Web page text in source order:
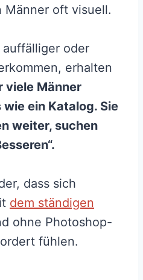
Männer oft visuell.
oder
erhalten
viele Männer
ein Katalog. Sie
weiter, suchen
dass sich
dem ständigen
ohne Photoshop-
fühlen.